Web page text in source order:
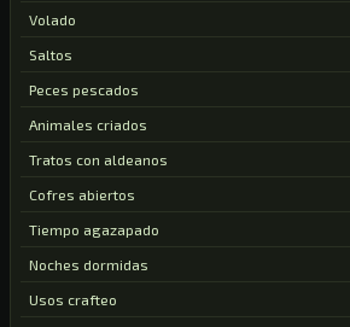
Volado
Saltos
Peces pescados
Animales criados
Tratos con aldeanos
Cofres abiertos
Tiempo agazapado
Noches dormidas
Usos crafteo